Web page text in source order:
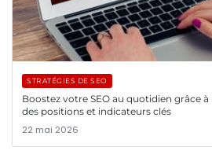
STRATÉGIES DE SEO
Boostez votre SEO au quotidien grâce
des positions et indicateurs clés
22 mai 2026